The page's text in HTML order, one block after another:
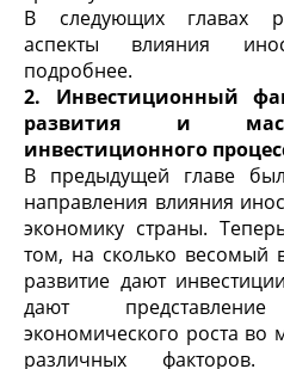
В следующих главах
аспекты влияния
подробнее.
2. Инвестиционный
развития и
инвестиционного
В предыдущей главе
направления влияния
экономику страны.
том, на сколько весомый
развитие дают
дают
экономического роста во
различных